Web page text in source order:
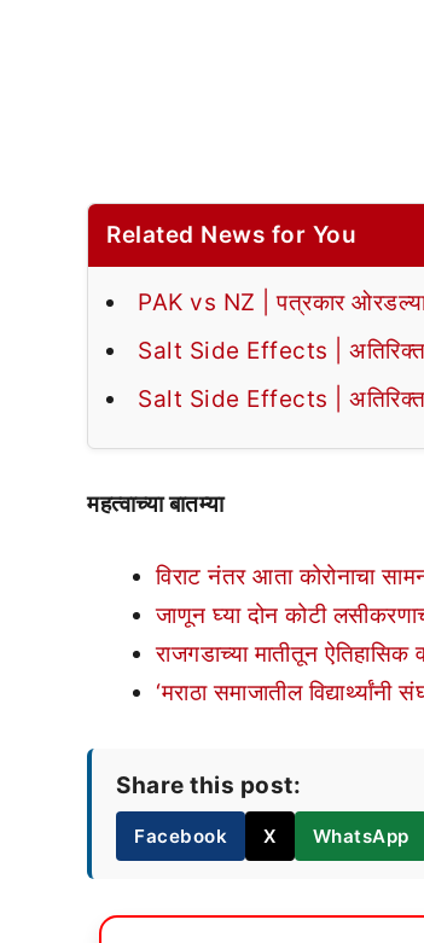
Related News for You
PAK vs NZ | पत्रकार
Salt Side Effects | अतिरिक्त
Salt Side Effects | अतिरिक्त
महत्वाच्या बातम्या
विराट नंतर आता कोरोनाचा
जाणून घ्या दोन कोटी
राजगडाच्या मातीतून
‘मराठा समाजातील
Share this post:
Facebook X WhatsApp